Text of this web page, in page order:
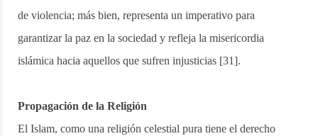
de violencia; más bien, representa un imperativo para
garantizar la paz en la sociedad y refleja la misericordia
islámica hacia aquellos que sufren injusticias [31].
Propagación de la Religión
El Islam, como una religión celestial pura tiene el derecho